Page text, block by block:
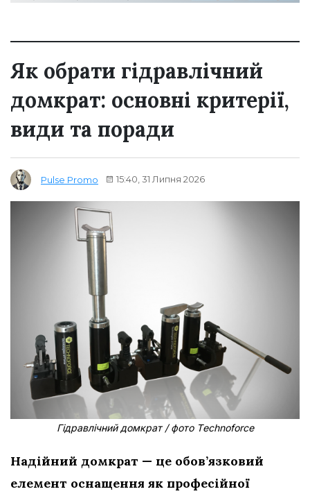
Як обрати гідравлічний
домкрат: основні критерії,
види та поради
Pulse Promo 15:40, 31 Липня 2026
Гідравлічний домкрат / фото Тechnoforce
Надійний домкрат — це обов’язковий
елемент оснащення як професійної